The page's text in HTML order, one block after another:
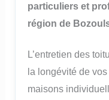
particuliers et
région de
L’entretien des
la longévité de
maisons